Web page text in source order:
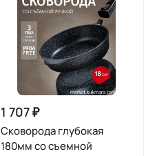
1 707 ₽
Сковорода глубокая
180мм со съемной